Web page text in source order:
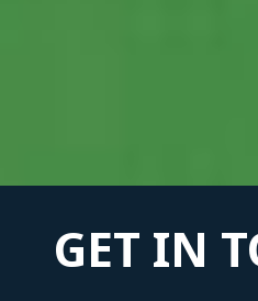
GET IN